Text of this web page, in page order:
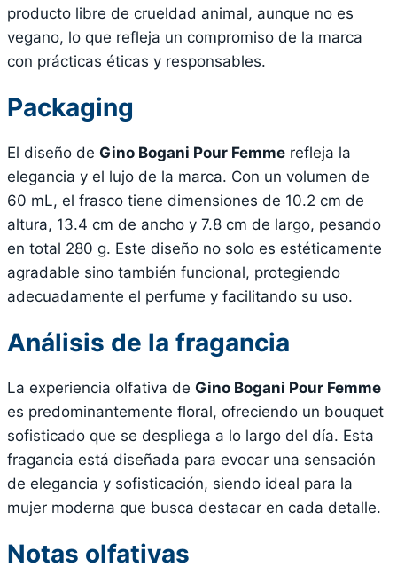
producto libre de crueldad animal, aunque no es
vegano, lo que refleja un compromiso de la marca
con prácticas éticas y responsables.
Packaging
El diseño de Gino Bogani Pour Femme refleja la
elegancia y el lujo de la marca. Con un volumen de
60 mL, el frasco tiene dimensiones de 10.2 cm de
altura, 13.4 cm de ancho y 7.8 cm de largo, pesando
en total 280 g. Este diseño no solo es estéticamente
agradable sino también funcional, protegiendo
adecuadamente el perfume y facilitando su uso.
Análisis de la fragancia
La experiencia olfativa de Gino Bogani Pour Femme
es predominantemente floral, ofreciendo un bouquet
sofisticado que se despliega a lo largo del día. Esta
fragancia está diseñada para evocar una sensación
de elegancia y sofisticación, siendo ideal para la
mujer moderna que busca destacar en cada detalle.
Notas olfativas